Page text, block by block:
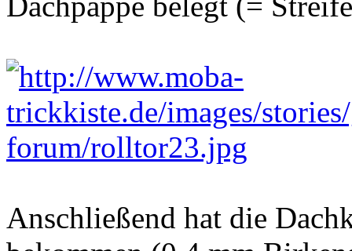
Anschließend hat die